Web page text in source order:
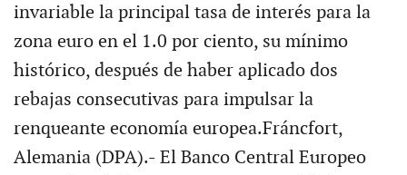
invariable la principal tasa de interés para la
zona euro en el 1.0 por ciento, su mínimo
histórico, después de haber aplicado dos
rebajas consecutivas para impulsar la
renqueante economía europea.Fráncfort,
Alemania (DPA).- El Banco Central Europeo